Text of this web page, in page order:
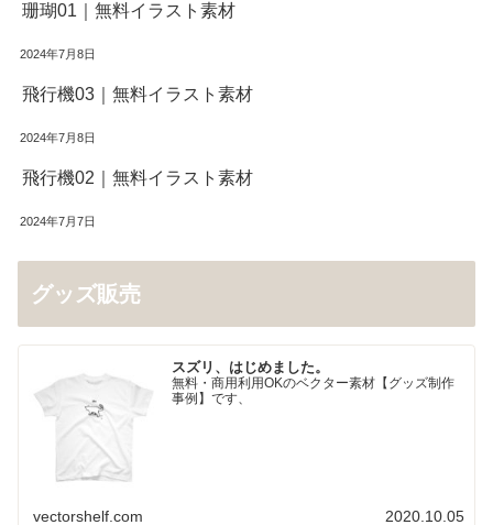
珊瑚01｜無料イラスト素材
2024年7月8日
飛行機03｜無料イラスト素材
2024年7月8日
飛行機02｜無料イラスト素材
2024年7月7日
グッズ販売
スズリ、はじめました。
無料・商用利用OKのベクター素材【グッズ制作
事例】です、
vectorshelf.com 2020.10.05